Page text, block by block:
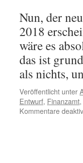
Nun, der
2018
wäre es
das ist
als nichts,
Veröffentlicht unter
Entwurf, Finanzamt,
Kommentare